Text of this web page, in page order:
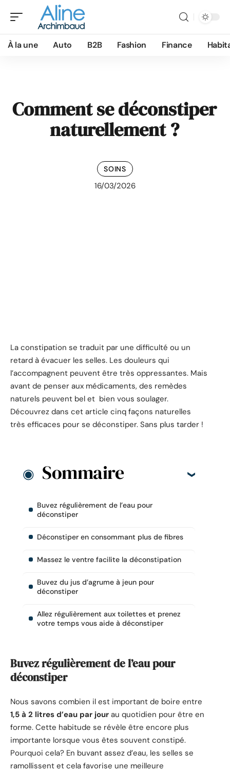
À la une Auto B2B Fashion Finance
Comment se déconstiper
naturellement ?
SOINS
16/03/2026
La constipation se traduit par une difficulté ou un
retard à évacuer les selles. Les douleurs qui
l’accompagnent peuvent être très oppressantes. Mais
avant de penser aux médicaments, des remèdes
naturels peuvent bel et bien vous soulager.
Découvrez dans cet article cinq façons naturelles
très efficaces pour se déconstiper. Sans plus tarder !
Sommaire
Buvez régulièrement de l’eau pour
déconstiper
Déconstiper en consommant plus de fibres
Massez le ventre facilite la déconstipation
Buvez du jus d’agrume à jeun pour
déconstiper
Allez régulièrement aux toilettes et prenez
votre temps vous aide à déconstiper
Buvez régulièrement de l’eau pour
déconstiper
Nous savons combien il est important de boire entre
1,5 à 2 litres d’eau par jour au quotidien pour être en
forme. Cette habitude se révèle être encore plus
importante lorsque vous êtes souvent constipé.
Pourquoi cela? En buvant assez d’eau, les selles se
ramollissent et cela favorise une meilleure